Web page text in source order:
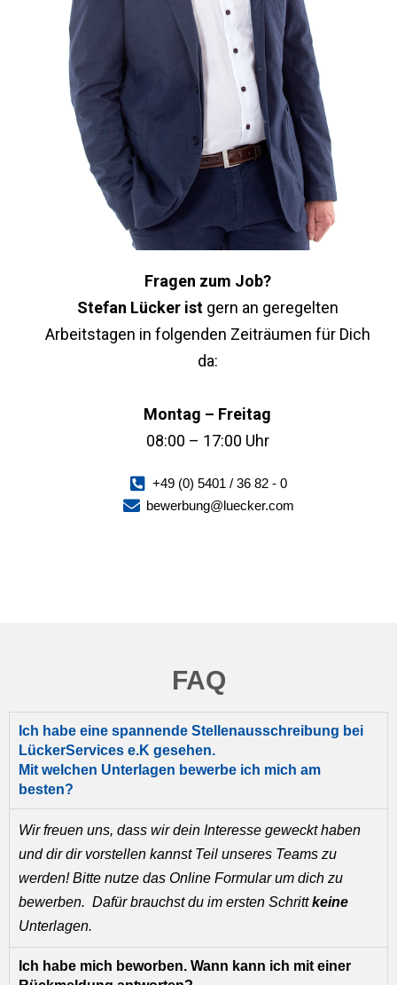
Fragen zum Job?
Stefan Lücker ist gern an geregelten
Arbeitstagen in folgenden Zeiträumen für Dich
da:
Montag – Freitag
08:00 – 17:00 Uhr
+49 (0) 5401 / 36 82 - 0
bewerbung@luecker.com
FAQ
Ich habe eine spannende Stellenausschreibung bei
LückerServices e.K gesehen.
Mit welchen Unterlagen bewerbe ich mich am
besten?
Wir freuen uns, dass wir dein Interesse geweckt haben
und dir dir vorstellen kannst Teil unseres Teams zu
werden! Bitte nutze das Online Formular um dich zu
bewerben. Dafür brauchst du im ersten Schrittkeine
Unterlagen.
Ich habe mich beworben. Wann kann ich mit einer